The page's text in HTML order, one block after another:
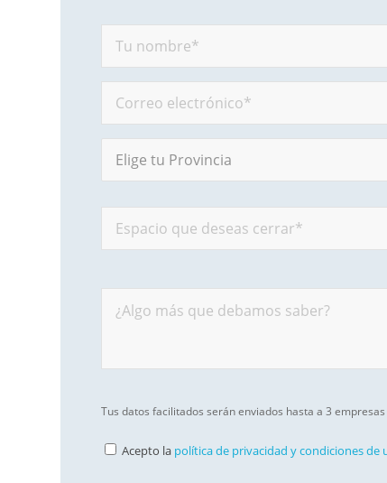
Tus datos facilitados serán enviados hasta a 3
Acepto la política de privacidad y condiciones de